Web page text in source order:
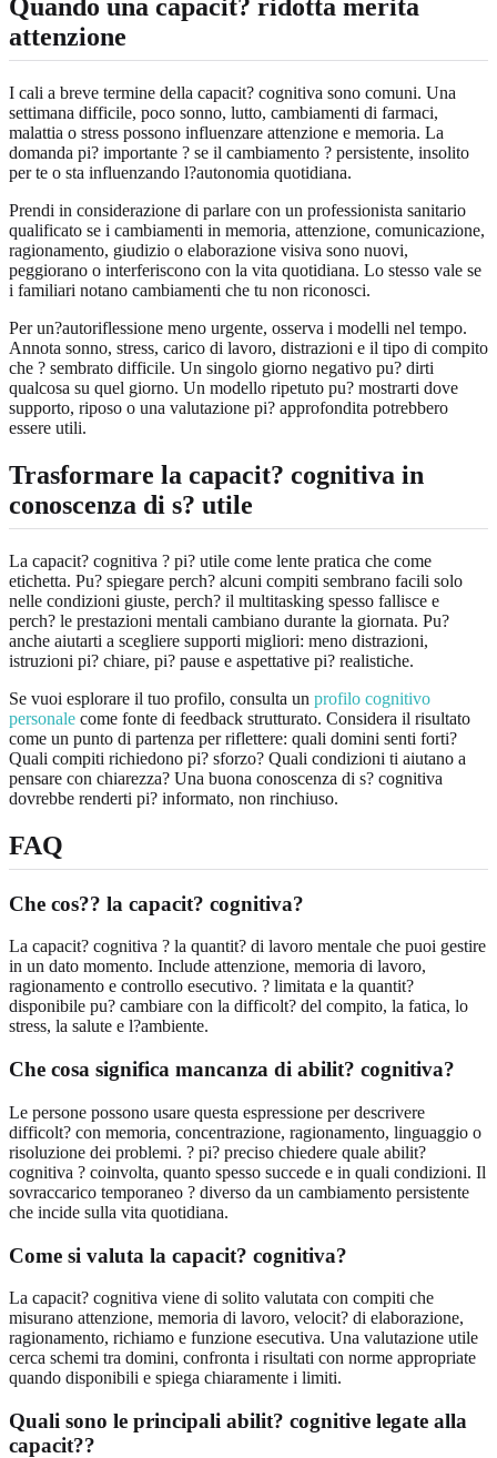
Quando una capacit? ridotta merita
attenzione
I cali a breve termine della capacit? cognitiva sono comuni. Una
settimana difficile, poco sonno, lutto, cambiamenti di farmaci,
malattia o stress possono influenzare attenzione e memoria. La
domanda pi? importante ? se il cambiamento ? persistente, insolito
per te o sta influenzando l?autonomia quotidiana.
Prendi in considerazione di parlare con un professionista sanitario
qualificato se i cambiamenti in memoria, attenzione, comunicazione,
ragionamento, giudizio o elaborazione visiva sono nuovi,
peggiorano o interferiscono con la vita quotidiana. Lo stesso vale se
i familiari notano cambiamenti che tu non riconosci.
Per un?autoriflessione meno urgente, osserva i modelli nel tempo.
Annota sonno, stress, carico di lavoro, distrazioni e il tipo di compito
che ? sembrato difficile. Un singolo giorno negativo pu? dirti
qualcosa su quel giorno. Un modello ripetuto pu? mostrarti dove
supporto, riposo o una valutazione pi? approfondita potrebbero
essere utili.
Trasformare la capacit? cognitiva in
conoscenza di s? utile
La capacit? cognitiva ? pi? utile come lente pratica che come
etichetta. Pu? spiegare perch? alcuni compiti sembrano facili solo
nelle condizioni giuste, perch? il multitasking spesso fallisce e
perch? le prestazioni mentali cambiano durante la giornata. Pu?
anche aiutarti a scegliere supporti migliori: meno distrazioni,
istruzioni pi? chiare, pi? pause e aspettative pi? realistiche.
Se vuoi esplorare il tuo profilo, consulta un profilo cognitivo
personale come fonte di feedback strutturato. Considera il risultato
come un punto di partenza per riflettere: quali domini senti forti?
Quali compiti richiedono pi? sforzo? Quali condizioni ti aiutano a
pensare con chiarezza? Una buona conoscenza di s? cognitiva
dovrebbe renderti pi? informato, non rinchiuso.
FAQ
Che cos?? la capacit? cognitiva?
La capacit? cognitiva ? la quantit? di lavoro mentale che puoi gestire
in un dato momento. Include attenzione, memoria di lavoro,
ragionamento e controllo esecutivo. ? limitata e la quantit?
disponibile pu? cambiare con la difficolt? del compito, la fatica, lo
stress, la salute e l?ambiente.
Che cosa significa mancanza di abilit? cognitiva?
Le persone possono usare questa espressione per descrivere
difficolt? con memoria, concentrazione, ragionamento, linguaggio o
risoluzione dei problemi. ? pi? preciso chiedere quale abilit?
cognitiva ? coinvolta, quanto spesso succede e in quali condizioni. Il
sovraccarico temporaneo ? diverso da un cambiamento persistente
che incide sulla vita quotidiana.
Come si valuta la capacit? cognitiva?
La capacit? cognitiva viene di solito valutata con compiti che
misurano attenzione, memoria di lavoro, velocit? di elaborazione,
ragionamento, richiamo e funzione esecutiva. Una valutazione utile
cerca schemi tra domini, confronta i risultati con norme appropriate
quando disponibili e spiega chiaramente i limiti.
Quali sono le principali abilit? cognitive legate alla
capacit??